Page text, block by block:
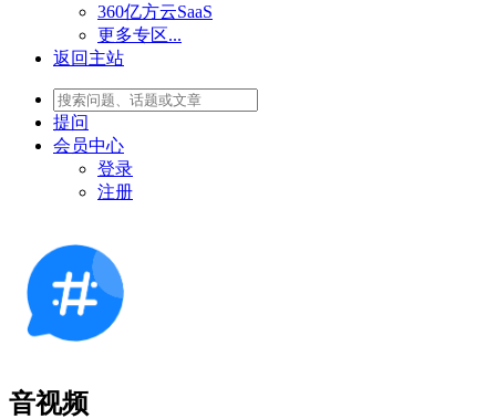
360亿方云SaaS
更多专区...
返回主站
提问
会员中心
登录
注册
音视频